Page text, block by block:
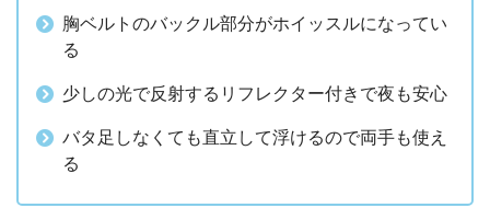
胸ベルトのバックル部分がホイッスルになってい
る
少しの光で反射するリフレクター付きで夜も安心
バタ足しなくても直立して浮けるので両手も使え
る